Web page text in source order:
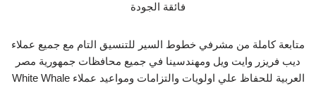
فائقة الجودة
متابعة كاملة من مشرفي خطوط السير للتنسيق التام مع جميع عملاء
ديب فريزر وايت ويل ومهندسينا في جميع محافظات جمهورية مصر
العربية للحفاظ علي اولويات والتزامات ومواعيد عملاء White Whale